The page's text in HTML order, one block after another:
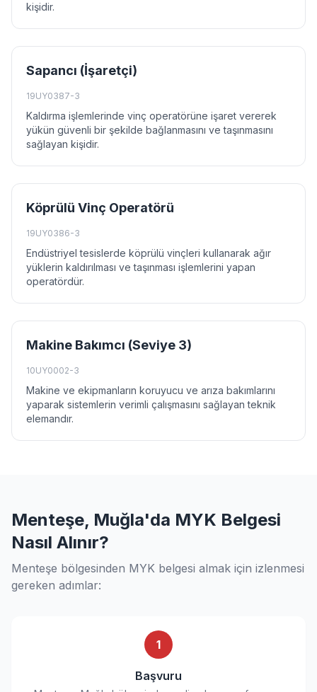
kişidir.
Sapancı (İşaretçi)
19UY0387-3
Kaldırma işlemlerinde vinç operatörüne işaret vererek
yükün güvenli bir şekilde bağlanmasını ve taşınmasını
sağlayan kişidir.
Köprülü Vinç Operatörü
19UY0386-3
Endüstriyel tesislerde köprülü vinçleri kullanarak ağır
yüklerin kaldırılması ve taşınması işlemlerini yapan
operatördür.
Makine Bakımcı (Seviye 3)
10UY0002-3
Makine ve ekipmanların koruyucu ve arıza bakımlarını
yaparak sistemlerin verimli çalışmasını sağlayan teknik
elemandır.
Menteşe, Muğla'da MYK Belgesi
Nasıl Alınır?
Menteşe bölgesinden MYK belgesi almak için izlenmesi
gereken adımlar:
1
Başvuru